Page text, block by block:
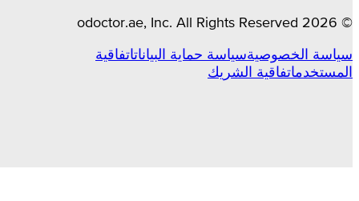
©
2026
odoctor.ae , Inc. All Rights Reserved
سياسة الخصوصيةسياسة حماية البياناتاتفاقية
المستخدماتفاقية الشريك